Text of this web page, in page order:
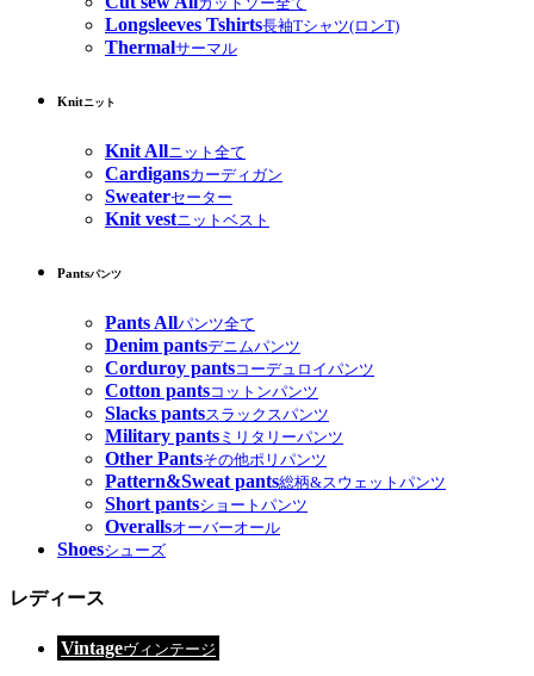
Longsleeves Tshirts長袖Tシャツ(ロンT)
Thermalサーマル
Knitニット
Knit Allニット全て
Cardigansカーディガン
Sweaterセーター
Knit vestニットベスト
Pantsパンツ
Pants Allパンツ全て
Denim pantsデニムパンツ
Corduroy pantsコーデュロイパンツ
Cotton pantsコットンパンツ
Slacks pantsスラックスパンツ
Military pants ミリタリーパンツ
Other Pantsその他ポリパンツ
Pattern&Sweat pants総柄&スウェットパンツ
Short pantsショートパンツ
Overallsオーバーオール
Shoesシューズ
レディース
Vintageヴィンテージ